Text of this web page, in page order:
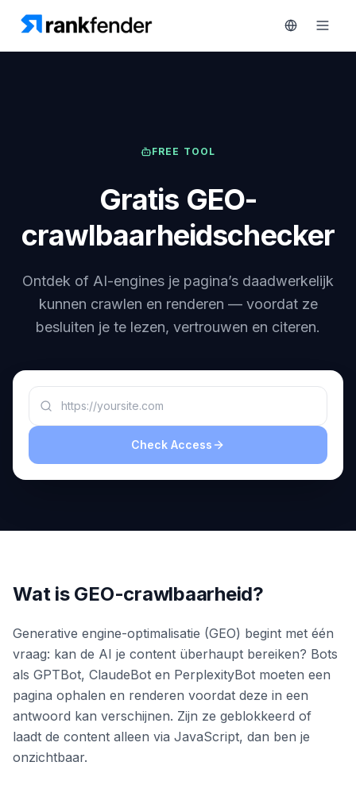
Engine
Zoekwoordintelligentie
HANDELEN
Engine
RAISA
Assistant
Gratis
Prijzen
FREE TOOL
Gratis GEO-
crawlbaarheidschecker
Ontdek of AI-engines je pagina’s daadwerkelijk
kunnen crawlen en renderen — voordat ze
besluiten je te lezen, vertrouwen en citeren.
Check Access
Wat is GEO-crawlbaarheid?
Generative engine-optimalisatie (GEO) begint met één
vraag: kan de AI je content überhaupt bereiken? Bots
als GPTBot, ClaudeBot en PerplexityBot moeten een
pagina ophalen en renderen voordat deze in een
antwoord kan verschijnen. Zijn ze geblokkeerd of
laadt de content alleen via JavaScript, dan ben je
onzichtbaar.